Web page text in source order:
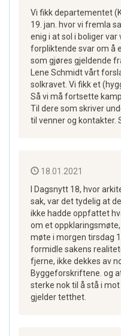
Vi fikk departementet
19. jan. hvor vi fremla
enig i at sol i boliger var
forpliktende svar om å
som gjøres gjeldende
Lene Schmidt vårt
solkravet. Vi fikk et
Så vi må fortsette
Til dere som skriver
til venner og kontakter.
18.01.2021
I Dagsnytt 18, hvor
sak, var det tydelig at
ikke hadde oppfattet
om et
møte i morgen tirsdag
formidle sakens
fjerne, ikke dekkes av
Byggeforskriftene. og
sterke nok til å stå i
gjelder tetthet.